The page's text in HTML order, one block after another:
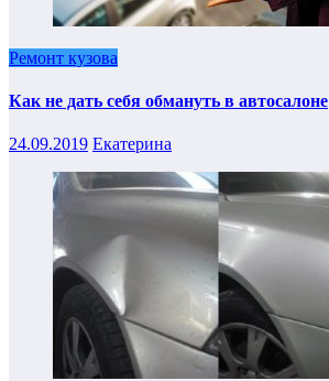
Ремонт кузова
Как не дать себя обмануть в автосалоне
24.09.2019 Екатерина